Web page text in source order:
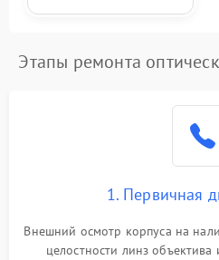
Этапы ремонта
1. Первичная
Внешний осмотр корпуса на
целостности линз